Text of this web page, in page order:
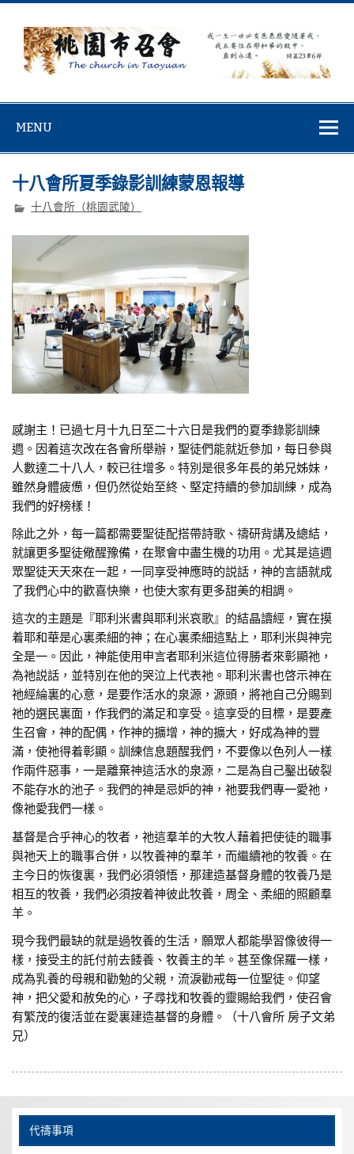
Skip
content
MENU
十八會所夏季錄影訓練蒙恩報導
十八會所（桃園武陵）
感謝主！已過七月十九日至二十六日是我們的夏季錄影訓練
週。因着這次改在各會所舉辦，聖徒們能就近參加，每日參與
人數達二十八人，較已往增多。特別是很多年長的弟兄姊妹，
雖然身體疲憊，但仍然從始至終、堅定持續的參加訓練，成為
我們的好榜樣！
除此之外，每一篇都需要聖徒配搭帶詩歌、禱研背講及總結，
就讓更多聖徒儆醒豫備，在聚會中盡生機的功用。尤其是這週
眾聖徒天天來在一起，一同享受神應時的説話，神的言語就成
了我們心中的歡喜快樂，也使大家有更多甜美的相調。
這次的主題是『耶利米書與耶利米哀歌』的結晶讀經，實在摸
着耶和華是心裏柔細的神；在心裏柔細這點上，耶利米與神完
全是一。因此，神能使用申言者耶利米這位得勝者來彰顯祂，
為祂説話，並特別在他的哭泣上代表祂。耶利米書也啓示神在
祂經綸裏的心意，是要作活水的泉源，源頭，將祂自己分賜到
祂的選民裏面，作我們的滿足和享受。這享受的目標，是要產
生召會，神的配偶，作神的擴增，神的擴大，好成為神的豐
滿，使祂得着彰顯。訓練信息題醒我們，不要像以色列人一樣
作兩件惡事，一是離棄神這活水的泉源，二是為自己鑿出破裂
不能存水的池子。我們的神是忌妒的神，祂要我們專一愛祂，
像祂愛我們一樣。
基督是合乎神心的牧者，祂這羣羊的大牧人藉着把使徒的職事
與祂天上的職事合併，以牧養神的羣羊，而繼續祂的牧養。在
主今日的恢復裏，我們必須領悟，那建造基督身體的牧養乃是
相互的牧養，我們必須按着神彼此牧養，周全、柔細的照顧羣
羊。
現今我們最缺的就是過牧養的生活，願眾人都能學習像彼得一
樣，接受主的託付前去餧養、牧養主的羊。甚至像保羅一樣，
成為乳養的母親和勸勉的父親，流淚勸戒每一位聖徒。仰望
神，把父愛和赦免的心，子尋找和牧養的靈賜給我們，使召會
有繁茂的復活並在愛裏建造基督的身體。（十八會所 房子文弟
兄）
代禱事項